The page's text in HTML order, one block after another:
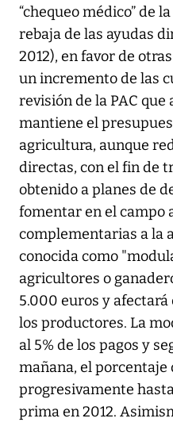
“chequeo médico” de
rebaja de las ayudas
2012), en favor de
un incremento de las
revisión de la PAC
mantiene el
agricultura, aunque
directas, con el fin de
obtenido a planes de
fomentar en el campo
complementarias a la
conocida como
agricultores o
5.000 euros y afectará
los productores. La
al 5% de los pagos y
mañana, el
progresivamente
prima en 2012.